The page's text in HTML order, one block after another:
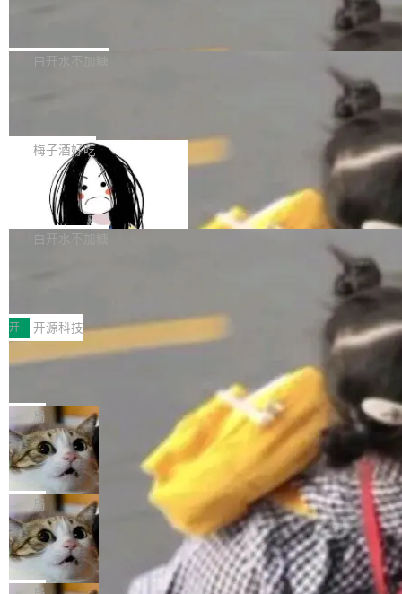
获配9...
题，该问题可能导致在旧版 Linux 内核...
P）！这一里程碑不仅标志着 Fluss 迈入新的发
长期停止内容更新，未能实现其作为“AI版维基百
提交的编辑请求也长期处于待处理状态。 Groki
pedia 于去年底上线，定位为由人工智能生成内
容的百科平台，被马斯克视为传统众包百科网站
维基百科的替代方案。Lawfare 调查发现，无论
热门页面还是低关注度页面，均未出现近期更
白开水不加糖
是这样的：配 MessageSource 的 Bean、写 R
eloadableResourceBundleMessageSource、
声明 LocaleResolver、注册 LocaleChangeInt
erceptor…五六步之后才能看到第一行翻译文
本。 Solon 换了个方式。整个 i18n 模块围绕三
梅子酒好吃
Apache Doris 4.1 全面增强 Iceberg：
支持 UPDATE、MERGE INTO 与 Iceb
erg V3
Apache Doris 4.1 要补齐的，正是缺失的那一
半。在已有查询能力的基础上，Doris 进一步支
常维护操作，并完整支持 Iceberg V3 格式。
白开水不加糖
村国家自主创新示范区会议中心开幕。本届大会
由中关村智联软件服务业质量创新联盟主办，以
“智构可信·质创未来——AI原生时代的质量新范
式”为主题，直面AI从实验室走向规模化产业落地
的核心质量命题。会上，《2026智能研发生产力
工具选型手册》发布，Testin云测的Testin XAge
nt智能测试系统入选AI测试领域代表产品。对CI
O而言，这提示了一个转变：AI测试正在从效率
工具升级为企业的质量基础设施。 CIO面对的新
现实 过去两年，CIO们的焦虑清单上多了两项：
一是如何让大模型和智能体应用安全地从PoC走
向生产，二是如何让测试团队跟得上AI应用...
开 开源科技
让非法状态不可表示：一篇关于 ADT
有一种东西，一旦用过就回不去了。Alex Fedos
eev 管它叫"软件设计的基石"。 他说的东西不新
鲜——代数数据类型（ADT），尤其是和类型
（sum type）。但他说清楚了一件事：这不是类
型系统的学术体操，是日常编码的思维方式。 文
章从一个简单的例子切入。一个网站的深色主题
设置，如果用布尔值 + 可空字段来表示——bool
ean 表示是否可切换，nullable 的默认模式、浅
色方案、深色方案——会产生大量无意义的组
合。方案缺了、配置冲突了、全 null 了。要知道
局
Cloudflare 开源内部企业 AI 平台 Clou
dflare OS
Cloudflare 发布了一个开源项目 Cloudflare O
S。如果你只看官方博客，你会觉得这是又一
个"AI 知识库 + 聊天机器人"——每个大厂都在
做，没什么新鲜的。 但 Kenton Varda 在 Twitte
r 上把事情说清楚了： 今天我们发布了 Cloudfla
re OS，一个带连接器的聊天机器人，跟其他所
局
Deno 团队开源 Celld，可自托管的分
布式 Durable Objects
Ryan Dahl 领导的 Deno 团队推出了最新开源项
目 Celld，一个能在自己机器上运行 Cloudflare